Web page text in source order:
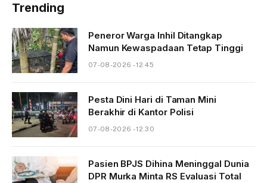
Trending
Peneror Warga Inhil Ditangkap
Namun Kewaspadaan Tetap Tinggi
07-08-2026 - 12.45
Pesta Dini Hari di Taman Mini
Berakhir di Kantor Polisi
07-08-2026 - 12.30
Pasien BPJS Dihina Meninggal Dunia
DPR Murka Minta RS Evaluasi Total